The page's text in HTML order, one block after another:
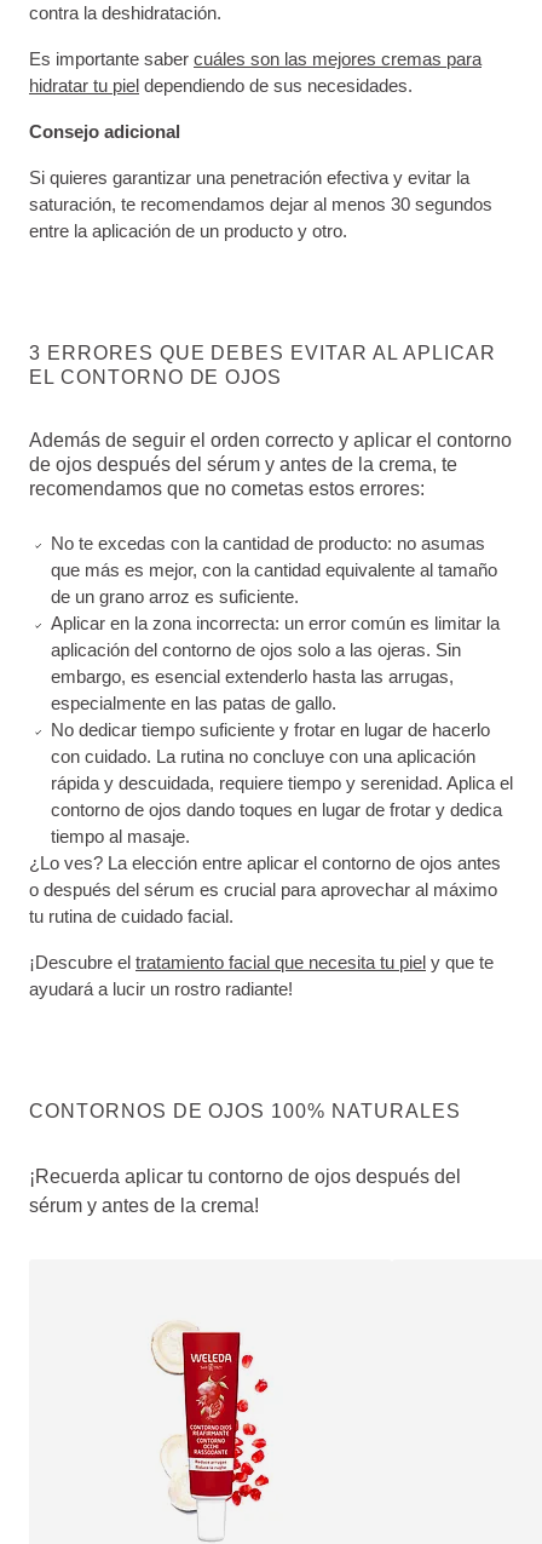
contra la deshidratación.
Es importante saber cuáles son las mejores cremas para
hidratar tu piel dependiendo de sus necesidades.
Consejo adicional
Si quieres garantizar una penetración efectiva y evitar la
saturación, te recomendamos dejar al menos 30 segundos
entre la aplicación de un producto y otro.
3 ERRORES QUE DEBES EVITAR AL APLICAR
EL CONTORNO DE OJOS
Además de seguir el orden correcto y aplicar el contorno
de ojos después del sérum y antes de la crema, te
recomendamos que no cometas estos errores:
No te excedas con la cantidad de producto: no asumas
que más es mejor, con la cantidad equivalente al tamaño
de un grano arroz es suficiente.
Aplicar en la zona incorrecta: un error común es limitar la
aplicación del contorno de ojos solo a las ojeras. Sin
embargo, es esencial extenderlo hasta las arrugas,
especialmente en las patas de gallo.
No dedicar tiempo suficiente y frotar en lugar de hacerlo
con cuidado. La rutina no concluye con una aplicación
rápida y descuidada, requiere tiempo y serenidad. Aplica el
contorno de ojos dando toques en lugar de frotar y dedica
tiempo al masaje.
¿Lo ves? La elección entre aplicar el contorno de ojos antes
o después del sérum es crucial para aprovechar al máximo
tu rutina de cuidado facial.
¡Descubre el tratamiento facial que necesita tu piel y que te
ayudará a lucir un rostro radiante!
CONTORNOS DE OJOS 100% NATURALES
¡Recuerda aplicar tu contorno de ojos después del
sérum y antes de la crema!